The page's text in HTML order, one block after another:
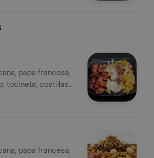
papa francesa,
tocineta, costillas
papa francesa,